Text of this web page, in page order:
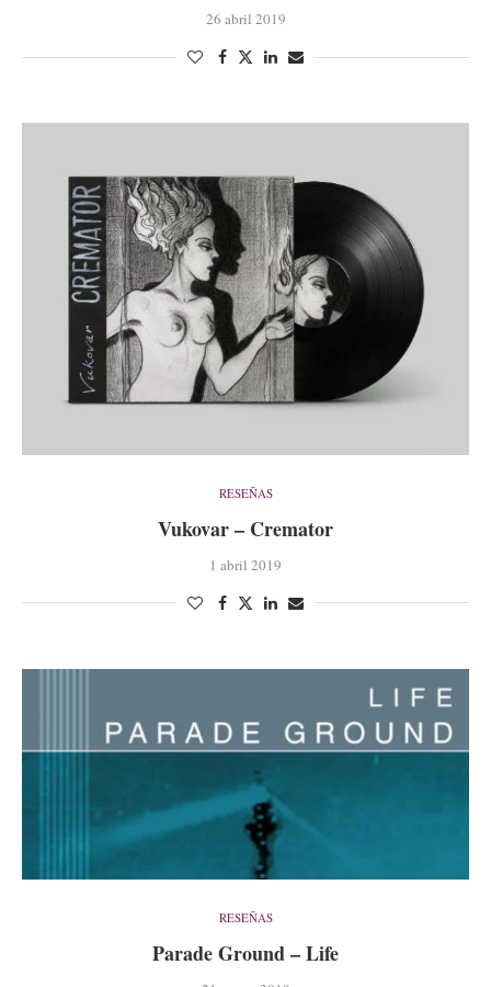
26 abril 2019
RESEÑAS
Vukovar – Cremator
1 abril 2019
RESEÑAS
Parade Ground – Life